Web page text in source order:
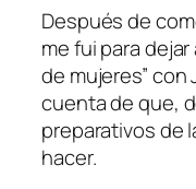
Después de
me fui para
de mujeres” con
cuenta de que,
preparativos de
hacer.